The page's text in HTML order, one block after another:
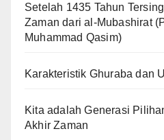
Setelah 1435 Tahun
Zaman dari al-Mubashirat
Muhammad Qasim)
Karakteristik Ghuraba dan
Kita adalah Generasi
Akhir Zaman